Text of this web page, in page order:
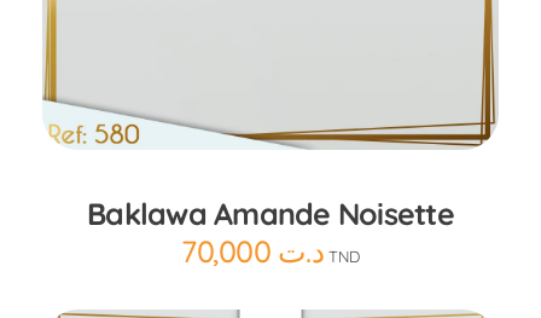
Baklawa Amande Noisette
د.ت 70,000 TND